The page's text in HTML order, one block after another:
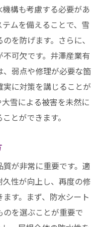
構も考慮する必要があ
ムを備えることで、雪
を防げます。さらに、
可欠です。井澤産業有
弱点や修理が必要な箇
に対策を講じることが
雪による被害を未然に
とができます。
が非常に重要です。適
性が向上し、再度の修
す。まず、防水シート
を選ぶことが重要で